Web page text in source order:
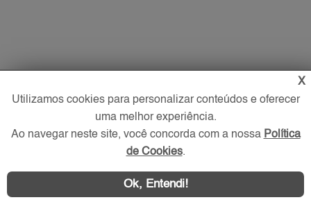
X
Utilizamos cookies para personalizar conteúdos e oferecer
uma melhor experiência.
Ao navegar neste site, você concorda com a nossa Política
de Cookies.
Ok, Entendi!